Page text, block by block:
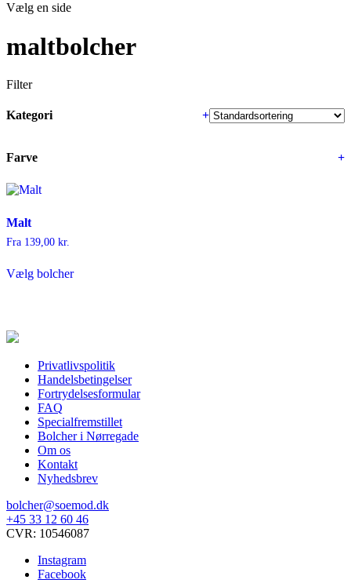
Vælg en side
maltbolcher
Filter
Kategori +
Farve +
Malt
Fra 139,00 kr.
Vælg bolchervare
vælges
på
varesiden
Privatlivspolitik
Handelsbetingelser
Fortrydelsesformular
FAQ
Specialfremstillet
Bolcher i Nørregade
Om os
Kontakt
Nyhedsbrev
bolcher@soemod.dk
+45 33 12 60 46
CVR: 10546087
Instagram
Facebook